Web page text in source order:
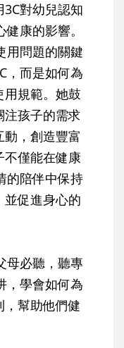
對幼兒認知
康的影響。
用問題的關鍵
，而是如何為
用規範。她鼓
孩子的需求
，創造豐富
不僅能在健康
的陪伴中保持
促進身心的
母必聽，聽專
，學會如何為
幫助他們健